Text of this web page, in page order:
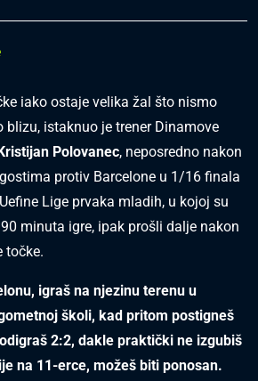
iako ostaje velika žal što nismo
blizu, istaknuo je trener Dinamove
Polovanec, neposredno nakon
protiv Barcelone u 1/16 finala
Lige prvaka mladih, u kojoj su
minuta igre, ipak prošli dalje nakon
točke.
igraš na njezinu terenu u
školi, kad pritom postigneš
2:2, dakle praktički ne izgubiš
na 11-erce, možeš biti ponosan.